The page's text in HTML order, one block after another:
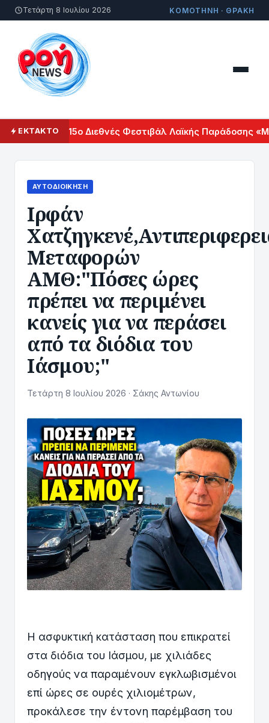
Τετάρτη 8 Ιουλίου 2026 ΚΟΜΟΤΗΝΗ · ΘΡΑΚΗ
ΕΚΤΑΚΤΟτο 15ο Διεθνές Φεστιβάλ Λαϊκής Παράδοσης «Με
ΑΥΤΟΔΙΟΊΚΗΣΗ
Ιρφάν
Μεταφορών
ΑΜΘ:"Πόσες ώρες
πρέπει να περιμένει
κανείς για να περάσει
από τα διόδια του
Ιάσμου;"
Τετάρτη 8 Ιουλίου 2026 · Σάκης Αντωνίου
Η ασφυκτική κατάσταση που επικρατεί
στα διόδια του Ιάσμου, με χιλιάδες
οδηγούς να παραμένουν εγκλωβισμένοι
επί ώρες σε ουρές χιλιομέτρων,
προκάλεσε την έντονη παρέμβαση του